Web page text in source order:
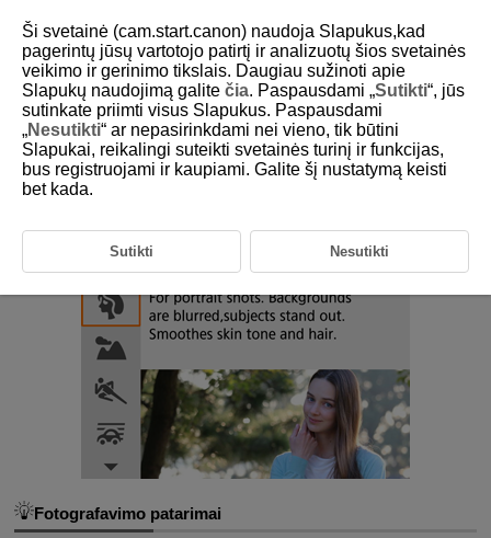
D100-029
Režimas „Portretas“
Naudojantis režimu [
atspalviai.
Fotografavimo patarimai
Ši svetainė (cam.start.canon) naudoja Slapukus,kad
pagerintų jūsų vartotojo patirtį ir analizuotų šios svetainės
veikimo ir gerinimo tikslais. Daugiau sužinoti apie
Slapukų naudojimą galite čia. Paspausdami „Sutikti“, jūs
sutinkate priimti visus Slapukus. Paspausdami
„Nesutikti“ ar nepasirinkdami nei vieno, tik būtini
Slapukai, reikalingi suteikti svetainės turinį ir funkcijas,
bus registruojami ir kaupiami. Galite šį nustatymą keisti
bet kada.
Sutikti Nesutikti